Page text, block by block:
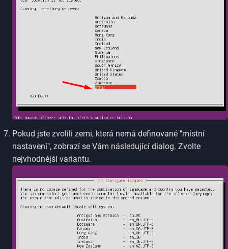
Pokud jste zvolili zemi, která nemá definované "místní
nastavení", zobrazí se Vám následující dialog. Zvolte
nejvhodnější variantu.